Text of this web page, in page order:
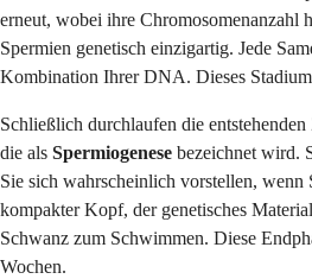
erneut, wobei ihre Chromosomenanzahl
Spermien genetisch einzigartig. Jede
Kombination Ihrer DNA. Dieses
Schließlich durchlaufen die
die als Spermiogenese bezeichnet wird.
Sie sich wahrscheinlich vorstellen, wenn
kompakter Kopf, der genetisches
Schwanz zum Schwimmen. Diese
Wochen.